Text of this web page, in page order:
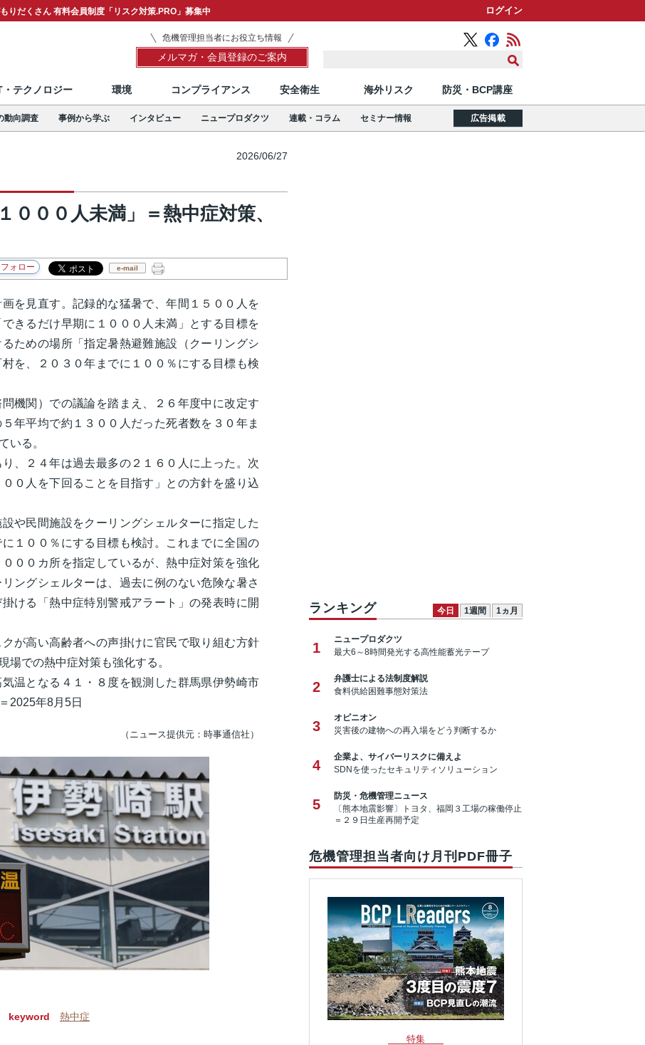
りだくさん 有料会員制度「リスク対策.PRO」募集中 ログイン
危機管理担当者にお役立ち情報
メルマガ・会員登録のご案内
・テクノロジー 環境 コンプライアンス 安全衛生 海外リスク 防災・BCP講座
動向調査 事例から学ぶ インタビュー ニュープロダクツ 連載・コラム セミナー情報 広告掲載
2026/06/27
０００人未満」＝熱中症対策、
e-mail
を見直す。記録的な猛暑で、年間１５００人を
きるだけ早期に１０００人未満」とする目標を
ための場所「指定暑熱避難施設（クーリングシ
を、２０３０年までに１００％にする目標も検
機関）での議論を踏まえ、２６年度中に改定す
年平均で約１３００人だった死者数を３０年ま
いる。
、２４年は過去最多の２１６０人に上った。次
０人を下回ることを目指す」との方針を盛り込
や民間施設をクーリングシェルターに指定した
１００％にする目標も検討。これまでに全国の
００カ所を指定しているが、熱中症対策を強化
ングシェルターは、過去に例のない危険な暑さ
ける「熱中症特別警戒アラート」の発表時に開
が高い高齢者への声掛けに官民で取り組む方針
場での熱中症対策も強化する。
気温となる４１・８度を観測した群馬県伊勢崎市
2025年8月5日
（ニュース提供元：時事通信社）
keyword 熱中症
ランキング 今日 1週間 1ヵ月
1
ニュープロダクツ
最大6～8時間発光する高性能蓄光テープ
2
弁護士による法制度解説
食料供給困難事態対策法
3
オピニオン
災害後の建物への再入場をどう判断するか
4
企業よ、サイバーリスクに備えよ
SDNを使ったセキュリティソリューション
5
防災・危機管理ニュース
〔熊本地震影響〕トヨタ、福岡３工場の稼働停止
＝２９日生産再開予定
危機管理担当者向け月刊PDF冊子
特集